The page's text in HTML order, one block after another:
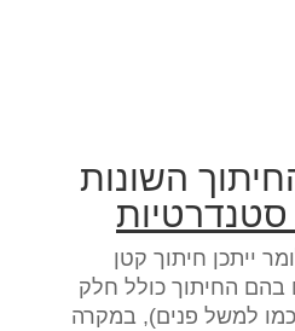
השונות
ייתכן חיתוך קטן
החיתוך כולל חלק
למשל פנים), במקרה